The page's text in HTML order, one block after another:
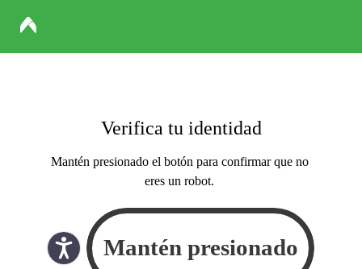
Verifica tu identidad
Mantén presionado el botón para confirmar que no
eres un robot.